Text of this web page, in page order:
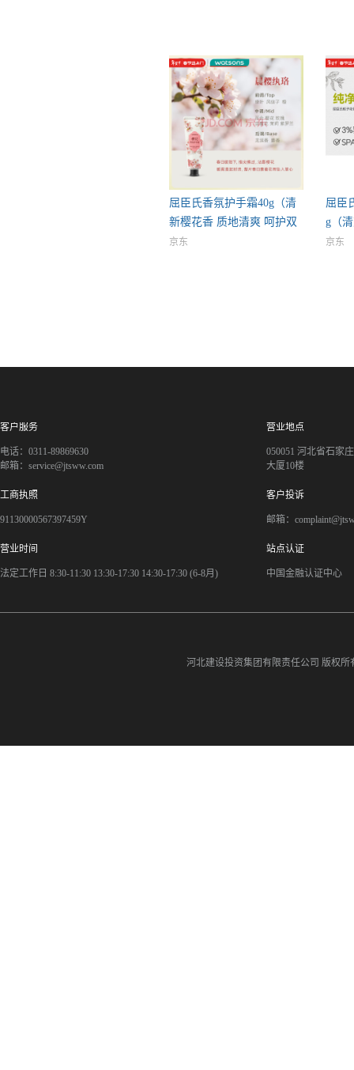
屈臣氏香氛护手霜40g（清
新樱花香 质地清爽 呵护双
京东
屈臣
g（
京东
客户服务
电话：0311-89869630
邮箱：service@jtsww.com
营业地点
050051 河北省石家
大厦10楼
工商执照
91130000567397459Y
客户投诉
邮箱：
营业时间
法定工作日 8:30-11:30 13:30-17:30 14:30-17:30 (6-8月)
站点认证
中国金融认证中心
河北建设投资集团有限责任公司 版权所